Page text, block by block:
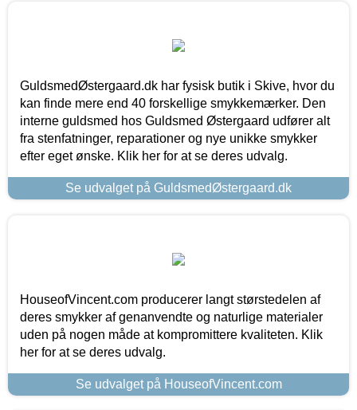
GuldsmedØstergaard.dk har fysisk butik i Skive, hvor du
kan finde mere end 40 forskellige smykkemærker. Den
interne guldsmed hos Guldsmed Østergaard udfører alt
fra stenfatninger, reparationer og nye unikke smykker
efter eget ønske. Klik her for at se deres udvalg.
Se udvalget på GuldsmedØstergaard.dk
HouseofVincent.com producerer langt størstedelen af
deres smykker af genanvendte og naturlige materialer
uden på nogen måde at kompromittere kvaliteten. Klik
her for at se deres udvalg.
Se udvalget på HouseofVincent.com